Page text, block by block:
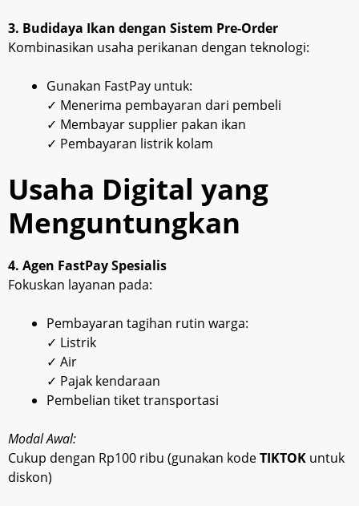
3. Budidaya Ikan dengan Sistem Pre-Order
Kombinasikan usaha perikanan dengan teknologi:
Gunakan FastPay untuk:
✓ Menerima pembayaran dari pembeli
✓ Membayar supplier pakan ikan
✓ Pembayaran listrik kolam
Usaha Digital yang
Menguntungkan
4. Agen FastPay Spesialis
Fokuskan layanan pada:
Pembayaran tagihan rutin warga:
✓ Listrik
✓ Air
✓ Pajak kendaraan
Pembelian tiket transportasi
Modal Awal:
Cukup dengan Rp100 ribu (gunakan kodeTIKTOK untuk
diskon)